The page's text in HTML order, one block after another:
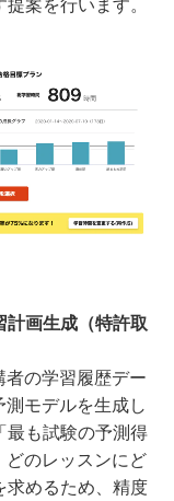
計画生成（特許取
の学習履歴デー
モデルを生成し
最も試験の予測得
のレッスンにど
求めるため、精度